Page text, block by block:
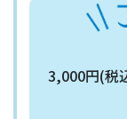
3,000円(税